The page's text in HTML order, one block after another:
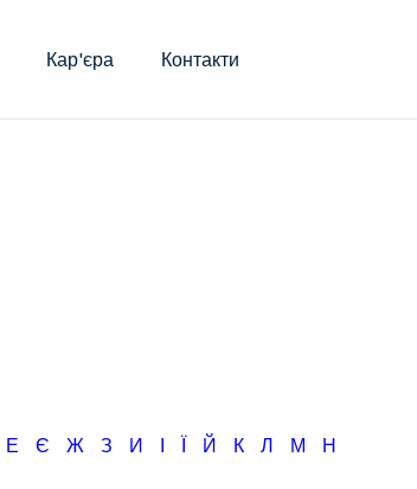
Кар'єра Контакти
Е Є Ж З И І Ї Й К Л М Н